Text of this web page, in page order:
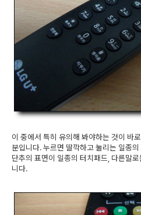
이 중에서 특히 유의해 봐야하는 것이 바
분입니다. 누르면 딸깍하고 눌리는 일종
단추의 표면이 일종의 터치패드, 다른말
니다.